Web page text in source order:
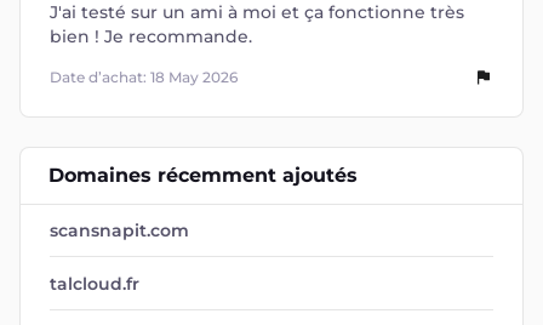
J'ai testé sur un ami à moi et ça fonctionne très
bien ! Je recommande.
Date d’achat: 18 May 2026
Domaines récemment ajoutés
scansnapit.com
talcloud.fr